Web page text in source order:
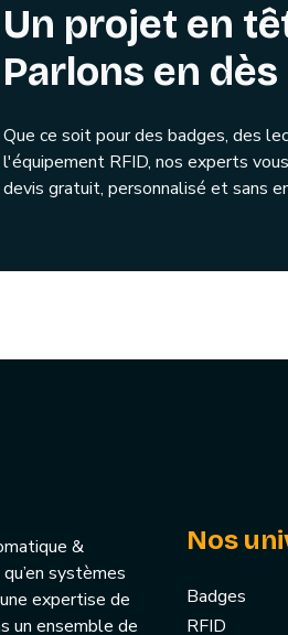
Un projet en
Parlons en
Que ce soit pour des badges, des
l'équipement RFID, nos experts
devis gratuit, personnalisé et sans
&
systèmes
expertise de
un ensemble de
Nos
Badges
RFID